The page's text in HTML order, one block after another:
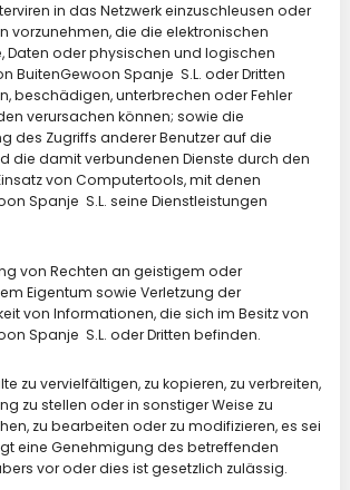
in das Netzwerk einzuschleusen oder
vorzunehmen, die die elektronischen
Daten oder physischen und logischen
BuitenGewoon Spanje S.L. oder Dritten
beschädigen, unterbrechen oder Fehler
verursachen können; sowie die
des Zugriffs anderer Benutzer auf die
die damit verbundenen Dienste durch den
von Computertools, mit denen
Spanje S.L. seine Dienstleistungen
von Rechten an geistigem oder
Eigentum sowie Verletzung der
von Informationen, die sich im Besitz von
Spanje S.L. oder Dritten befinden.
zu vervielfältigen, zu kopieren, zu verbreiten,
zu stellen oder in sonstiger Weise zu
zu bearbeiten oder zu modifizieren, es sei
eine Genehmigung des betreffenden
vor oder dies ist gesetzlich zulässig.